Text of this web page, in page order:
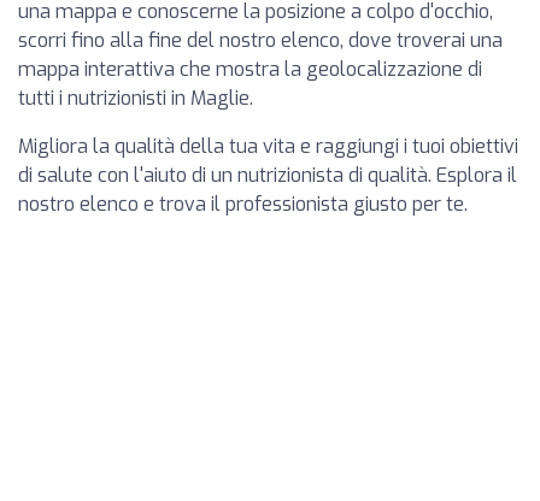
una mappa e conoscerne la posizione a colpo d'occhio,
scorri fino alla fine del nostro elenco, dove troverai una
mappa interattiva che mostra la geolocalizzazione di
tutti i nutrizionisti in Maglie.
Migliora la qualità della tua vita e raggiungi i tuoi obiettivi
di salute con l'aiuto di un nutrizionista di qualità. Esplora il
nostro elenco e trova il professionista giusto per te.